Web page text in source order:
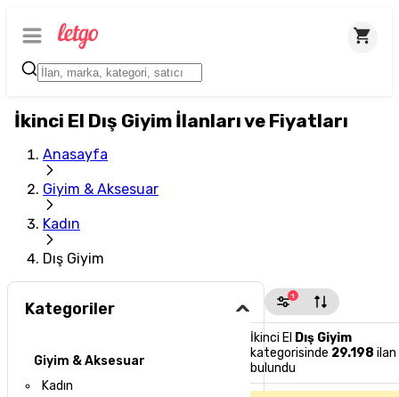
İkinci El Dış Giyim İlanları ve Fiyatları
Anasayfa
Giyim & Aksesuar
Kadın
Dış Giyim
Kategoriler
Giyim & Aksesuar
Kadın
1
İkinci El Dış Giyim
kategorisinde 29.198 ilan
bulundu